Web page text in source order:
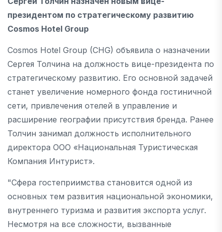
президентом по стратегическому развитию
Cosmos Hotel Group
Cosmos Hotel Group (CHG) объявила о назначении
Сергея Толчина на должность вице-президента по
стратегическому развитию. Его основной задачей
станет увеличение номерного фонда гостиничной
сети, привлечения отелей в управление и
расширение географии присутствия бренда. Ранее
Толчин занимал должность исполнительного
директора ООО «Национальная Туристическая
Компания Интурист».
"Сфера гостеприимства становится одной из
основных тем развития национальной экономики,
внутреннего туризма и развития экспорта услуг.
Несмотря на все сложности, вызванные